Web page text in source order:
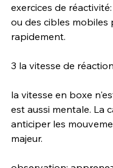
exercices de
ou des cibles
rapidement.
3 la vitesse de
la vitesse en boxe
est aussi mentale. La
anticiper les
majeur.